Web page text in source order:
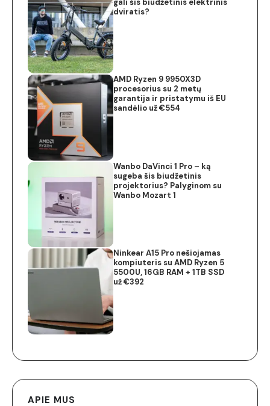
gali šis biudžetinis elektrinis
dviratis?
AMD Ryzen 9 9950X3D
procesorius su 2 metų
garantija ir pristatymu iš EU
sandėlio už €554
Wanbo DaVinci 1 Pro – ką
sugeba šis biudžetinis
projektorius? Palyginom su
Wanbo Mozart 1
Ninkear A15 Pro nešiojamas
kompiuteris su AMD Ryzen 5
5500U, 16GB RAM + 1TB SSD
už €392
APIE MUS